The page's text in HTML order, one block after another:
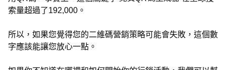
索量超過了192,000。
所以，如果您覺得您的二維碼營銷策略可能會失敗，這個數
字應該能讓您放心一點。